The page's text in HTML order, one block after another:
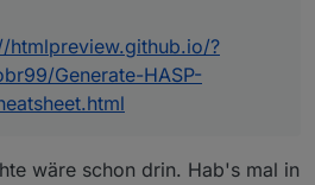
htmlpreview.github.io/?
Generate-HASP-
wäre schon drin. Hab's mal in